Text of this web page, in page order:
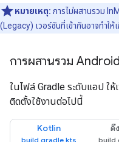
หมายเหตุ: การไม่ผสานรวม
(Legacy) เวอร์ชันที่เข้ากันอาจทำใ
การผสานรวม
ในไฟล์ Gradle ระดับแอป ใ
ติดตั้งใช้งานต่อไปนี้
Kotlin ดึ